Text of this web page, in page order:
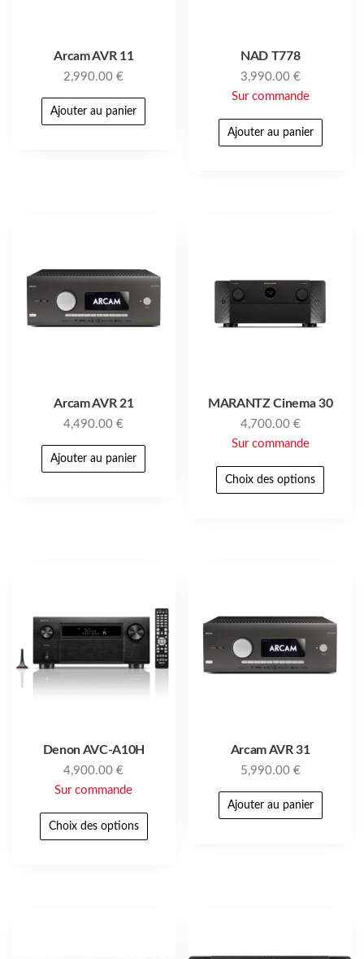
Arcam AVR 11
2,990.00€
Ajouter au panier
NAD T778
3,990.00 €
Sur commande
Ajouter au panier
Arcam AVR 21
4,490.00€
Ajouter au panier
MARANTZ Cinema 30
4,700.00 €
Sur commande
Choix des options
Denon AVC‑A10H
4,900.00€
Sur commande
Choix des options
Arcam AVR 31
5,990.00 €
Ajouter au panier